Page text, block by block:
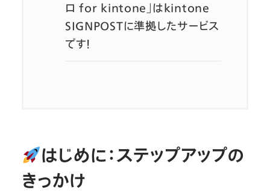
ロ for kintone」はkintone
SIGNPOSTに準拠したサービス
です！
はじめに：ステップアップの
きっかけ